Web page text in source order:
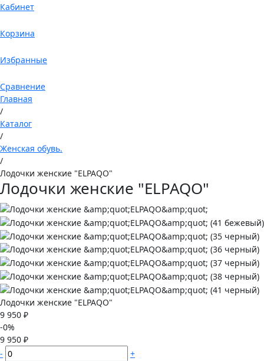
Кабинет
Корзина
Избранные
Сравнение
Главная
/
Каталог
/
Женская обувь.
/
Лодочки женские "ELPAQO"
Лодочки женские "ELPAQO"
Лодочки женские "ELPAQO"
9 950 ₽
-0%
9 950 ₽
-
+